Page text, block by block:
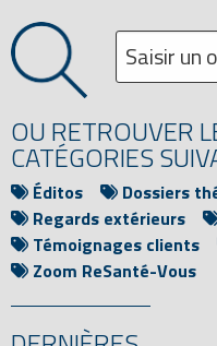
OU RETROUVER
CATÉGORIES
Éditos
Dossiers
Regards extérieurs
Témoignages clients
Zoom ReSanté-Vous